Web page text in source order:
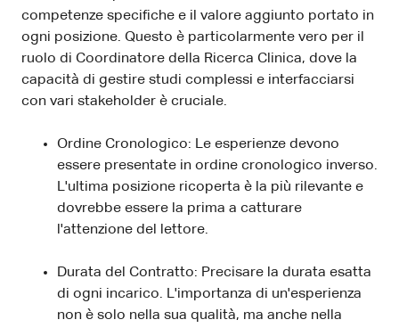
competenze specifiche e il valore aggiunto portato in
ogni posizione. Questo è particolarmente vero per il
ruolo di Coordinatore della Ricerca Clinica, dove la
capacità di gestire studi complessi e interfacciarsi
con vari stakeholder è cruciale.
Ordine Cronologico: Le esperienze devono
essere presentate in ordine cronologico inverso.
L'ultima posizione ricoperta è la più rilevante e
dovrebbe essere la prima a catturare
l'attenzione del lettore.
Durata del Contratto: Precisare la durata esatta
di ogni incarico. L'importanza di un'esperienza
non è solo nella sua qualità, ma anche nella